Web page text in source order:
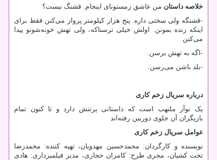
خلاصه داستان من عاشق زمستونای اینجام. قشنگ نیست؟
-قشنگه ولی سختی داره. پنج هزار کیلومتر پرواز می‌کنن فقط برای
اینکه زنده بمونن. اولش خیلی ترسناکه، ولی تهش خونه‌شونو پیدا
می‌کنن.
- اگه به تهش برسن.
-بلد باشن می‌رسن.
درباره سریال زخم کاری
یک نوآر ملتهب است که داستانی پرتنش دارد و تا کنون تمام
بازیگران آن جلوی دوربین رفته‌اند
عوامل سریال زخم کاری
نویسنده و کارگردان: محمدحسین مهدویان، تهیه کننده: محمدرضا
تخت کشیان، مجری طرح: کامران حجازی، مدیر فیلمبرداری: هادی